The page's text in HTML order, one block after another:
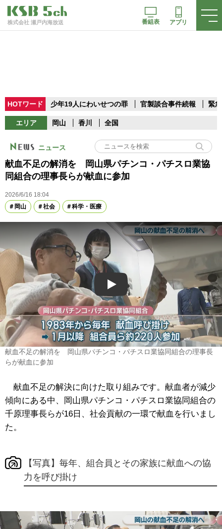
株式会社 瀬戸内海放送 番組表 アプリ
HOTワード 少年19人にわいせつの罪 官製談合事件続報 緊
エリア 岡山 香川 全国
ニュース
献血不足の解消を 岡山県パチンコ・パチスロ業協
同組合の理事長らが献血に参加
2026/6/16 18:04
岡山
社会 科学・医療
Play
献血不足の解消を 岡山県パチンコ・パチスロ業協同組合の理事長
らが献血に参加
献血不足の解決に向けた取り組みです。献血者が減少
傾向にある中、岡山県パチンコ・パチスロ業協同組合の
千原理事長らが16日、社会貢献の一環で献血を行いまし
た。
【写真】毎年、組合員とその家族に献血への協
力を呼び掛け